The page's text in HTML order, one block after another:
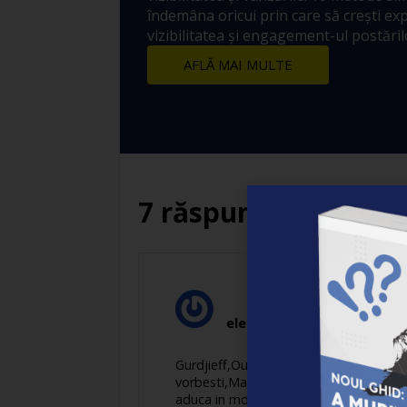
îndemâna oricui prin care să crești
vizibilitatea și engagement-ul
AFLĂ MAI MULTE
7 răspunsuri
elena
Gurdjieff,Ouspensky,Osho!!!!!! Cine i-
vorbesti,Marius,practic de mult timp
aduca in momentul prezent